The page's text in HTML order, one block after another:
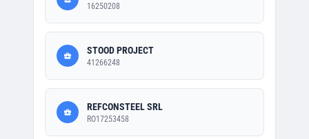
16250208
STOOD PROJECT
41266248
REFCONSTEEL SRL
RO17253458